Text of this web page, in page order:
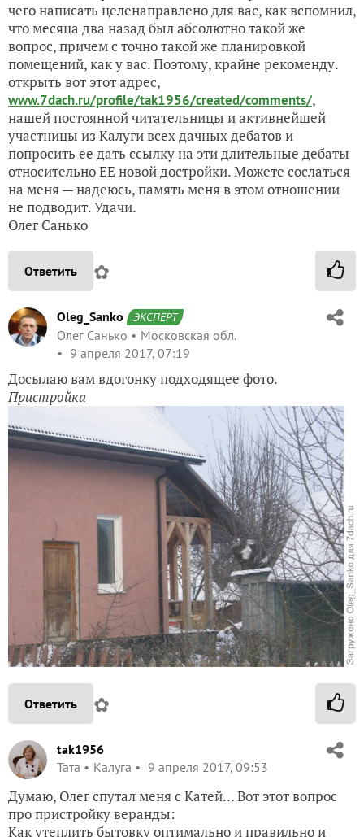
чего написать целенаправлено для вас, как вспомнил,
что месяца два назад был абсолютно такой же
вопрос, причем с точно такой же планировкой
помещений, как у вас. Поэтому, крайне рекоменду.
открыть вот этот адрес,
www.7dach.ru/profile/tak1956/created/comments/,
нашей постоянной читательницы и активнейшей
участницы из Калуги всех дачных дебатов и
попросить ее дать ссылку на эти длительные дебаты
относительно ЕЕ новой достройки. Можете сослаться
на меня — надеюсь, память меня в этом отношении
не подводит. Удачи.
Олег Санько
Ответить ✿
Oleg_Sanko ЭКСПЕРТ
Олег Санько
Московская обл.
9 апреля 2017, 07:19
Досылаю вам вдогонку подходящее фото.
Пристройка
Ответить ✿
tak1956
Taта
Калуга 9 апреля 2017, 09:53
Думаю, Олег спутал меня с Катей… Вот этот вопрос
про пристройку веранды:
Как утеплить бытовку оптимально и правильно и